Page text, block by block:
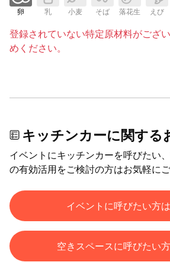
卵 乳 小麦 そば 落花生 えび
登録されていない特定原材料がござ
めください。
キッチンカーに関する
イベントにキッチンカーを呼びたい
の有効活用をご検討の方はお気軽にご
イベントに呼びたい方
空きスペースに呼びたい